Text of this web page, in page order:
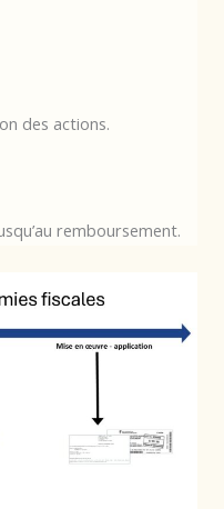
des actions.
remboursement.